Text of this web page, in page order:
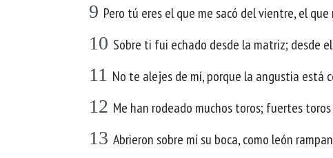
9 Pero tú eres el que me sacó del vientre, el
10 Sobre ti fui echado desde la matriz; desde
11 No te alejes de mí, porque la angustia está
12 Me han rodeado muchos toros; fuertes
13 Abrieron sobre mí su boca, como león